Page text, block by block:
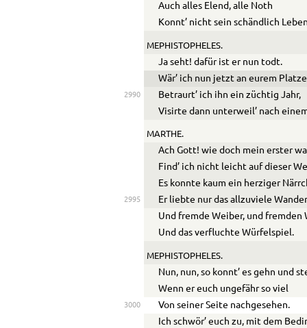
Auch alles Elend, alle Noth
Konnt’ nicht sein schändlich
MEPHISTOPHELES.
Ja seht! dafür ist er nun todt.
Wär’ ich nun jetzt an eurem
2990
Betraurt’ ich ihn ein züchtig Jahr,
Visirte dann unterweil’ nach
MARTHE.
Ach Gott! wie doch mein erster
Find’ ich nicht leicht auf dieser
Es konnte kaum ein herziger
2995
Er liebte nur das allzuviele
Und fremde Weiber, und fremden
Und das verfluchte Würfelspiel.
MEPHISTOPHELES.
Nun, nun, so konnt’ es gehn und
Wenn er euch ungefähr so viel
3000
Von seiner Seite nachgesehen.
Ich schwör’ euch zu, mit dem